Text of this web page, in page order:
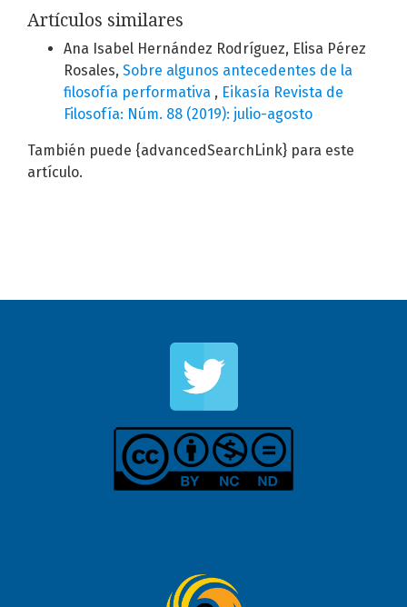
Artículos similares
Ana Isabel Hernández Rodríguez, Elisa Pérez
Rosales, Sobre algunos antecedentes de la
filosofía performativa , Eikasía Revista de
Filosofía: Núm. 88 (2019): julio-agosto
También puede {advancedSearchLink} para este
artículo.